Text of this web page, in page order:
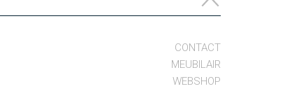
CONTACT
MEUBILAIR
WEBSHOP